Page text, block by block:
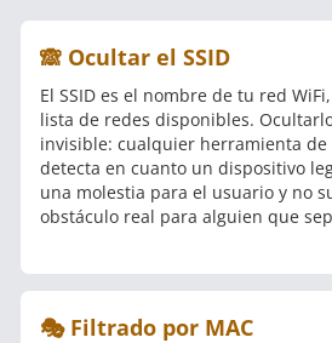
🙈 Ocultar el SSID
El SSID es el nombre de tu red
lista de redes disponibles.
invisible: cualquier herramienta de
detecta en cuanto un dispositivo
una molestia para el usuario y no
obstáculo real para alguien que
🎭 Filtrado por MAC